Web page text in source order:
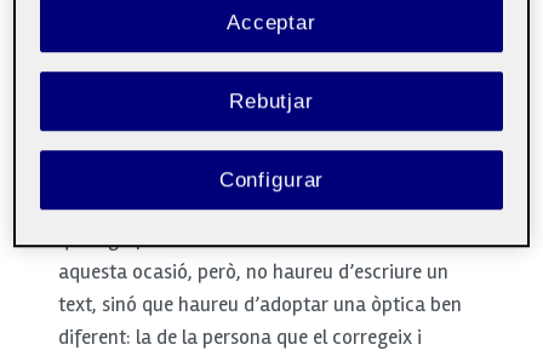
Aquesta activitat consisteix a reflexionar sobre
què significa escriure en un context acadèmic. En
aquesta ocasió, però, no haureu d’escriure un
text, sinó que haureu d’adoptar una òptica ben
diferent: la de la persona que el corregeix i
Rebutjar
Acceptar
Configurar